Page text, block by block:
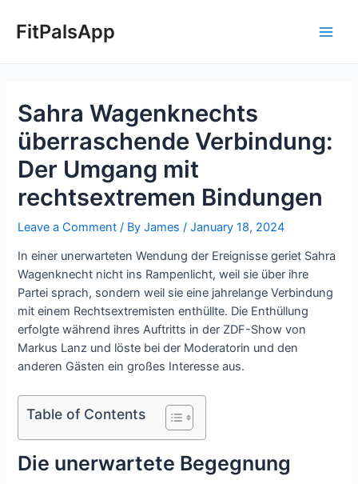
FitPalsApp
Sahra Wagenknechts
überraschende Verbindung:
Der Umgang mit
rechtsextremen Bindungen
Leave a Comment / ByJames/January 18, 2024
In einer unerwarteten Wendung der Ereignisse geriet Sahra
Wagenknecht nicht ins Rampenlicht, weil sie über ihre
Partei sprach, sondern weil sie eine jahrelange Verbindung
mit einem Rechtsextremisten enthüllte. Die Enthüllung
erfolgte während ihres Auftritts in der ZDF-Show von
Markus Lanz und löste bei der Moderatorin und den
anderen Gästen ein großes Interesse aus.
Table of Contents
Die unerwartete Begegnung
navigation